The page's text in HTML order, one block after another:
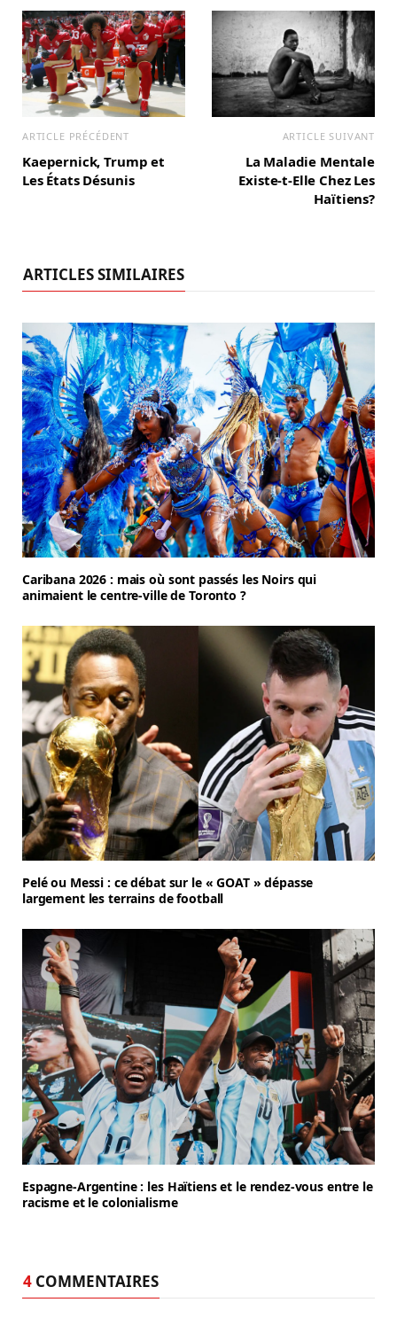
ARTICLE PRÉCÉDENT
Kaepernick, Trump et
Les États Désunis
ARTICLE SUIVANT
La Maladie Mentale
Existe-t-Elle Chez Les
Haïtiens?
ARTICLES SIMILAIRES
Caribana 2026 : mais où sont passés les Noirs qui
animaient le centre-ville de Toronto ?
Pelé ou Messi : ce débat sur le « GOAT » dépasse
largement les terrains de football
Espagne-Argentine : les Haïtiens et le rendez-vous entre le
racisme et le colonialisme
4 COMMENTAIRES